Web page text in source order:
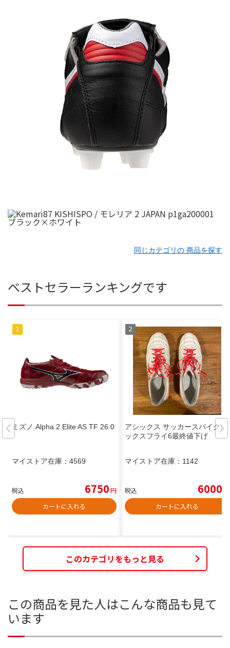
同じカテゴリの 商品を探す
ベストセラーランキングです
ミズノ Alpha 2 Elite AS TF 26.0
マイストア在庫： 4569
税込 6750円
カートに入れる
アシックス サッカースパイクエ
ックスフライ6最終値下げ
マイストア在庫： 1142
税込 6000
カートに入れる
このカテゴリをもっと見る
この商品を見た人はこんな商品も見て
います